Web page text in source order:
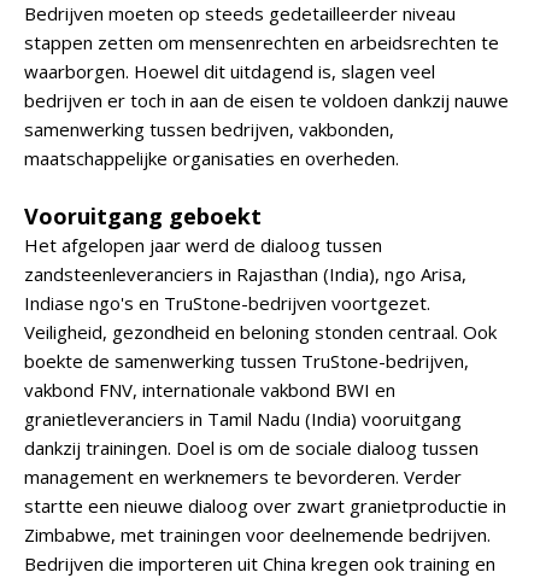
Bedrijven moeten op steeds gedetailleerder niveau
stappen zetten om mensenrechten en arbeidsrechten te
waarborgen. Hoewel dit uitdagend is, slagen veel
bedrijven er toch in aan de eisen te voldoen dankzij nauwe
samenwerking tussen bedrijven, vakbonden,
maatschappelijke organisaties en overheden.
Vooruitgang geboekt
Het afgelopen jaar werd de dialoog tussen
zandsteenleveranciers in Rajasthan (India), ngo Arisa,
Indiase ngo's en TruStone-bedrijven voortgezet.
Veiligheid, gezondheid en beloning stonden centraal. Ook
boekte de samenwerking tussen TruStone-bedrijven,
vakbond FNV, internationale vakbond BWI en
granietleveranciers in Tamil Nadu (India) vooruitgang
dankzij trainingen. Doel is om de sociale dialoog tussen
management en werknemers te bevorderen. Verder
startte een nieuwe dialoog over zwart granietproductie in
Zimbabwe, met trainingen voor deelnemende bedrijven.
Bedrijven die importeren uit China kregen ook training en